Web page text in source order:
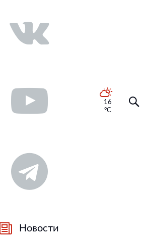
16
°C
Новости